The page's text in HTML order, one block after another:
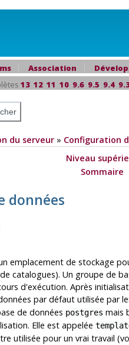
Association
13 12 11 10 9.6 9.5 9.4
du serveur » Configuration
Niveau
Sommaire
données
emplacement de stockage
catalogues). Un groupe de
d'exécution. Après
par défaut utilisée par
de données postgres mais
Elle est appelée
utilisée pour un vrai travail